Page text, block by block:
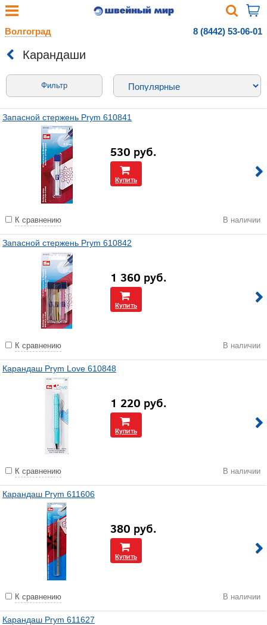
Волгоград 8 (8442) 53-06-01
Карандаши
Фильтр
Запасной стержень Prym 610841
530 руб.
Купить
К сравнению В наличии
Запасной стержень Prym 610842
1 360 руб.
Купить
К сравнению В наличии
Карандаш Prym Love 610848
1 220 руб.
Купить
К сравнению В наличии
Карандаш Prym 611606
380 руб.
Купить
К сравнению В наличии
Карандаш Prym 611627